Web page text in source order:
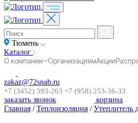
Тюмень
Каталог
О компании
ОрганизациямАкции
zakaz@72snab.ru
+7 (3452) 393-263 +7 (958) 253-36-33
заказать звонок
корзина
Главная / Теплоизоляция / Утеплитель